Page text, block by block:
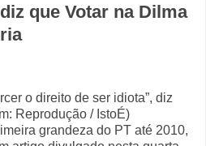
que Votar na Dilma
o direito de ser idiota”, diz
Reprodução / IstoÉ)
grandeza do PT até 2010,